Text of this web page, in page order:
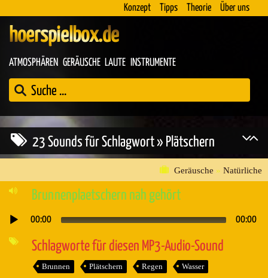
Konzept Tipps Theorie Über uns
hoerspielbox.de
ATMOSPHÄREN GERÄUSCHE LAUTE INSTRUMENTE
23 Sounds für Schlagwort » Plätschern
Geräusche » Natürliche
Brunnenplaetschern nah gehört
Audio-
00:00 00:00
Schlagworte für diesen MP3-Audio-Sound
Brunnen Plätschern Regen Wasser